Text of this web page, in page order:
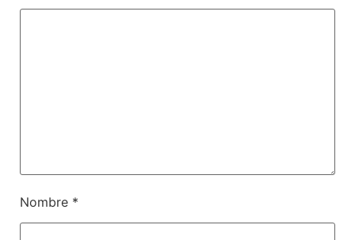
Nombre *